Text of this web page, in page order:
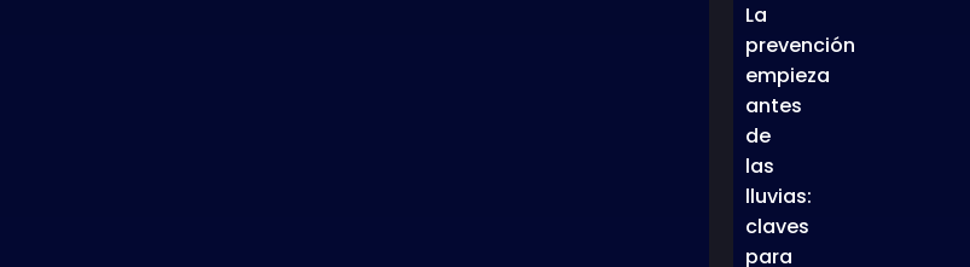
La
prevención
empieza
antes
de
las
lluvias:
claves
para